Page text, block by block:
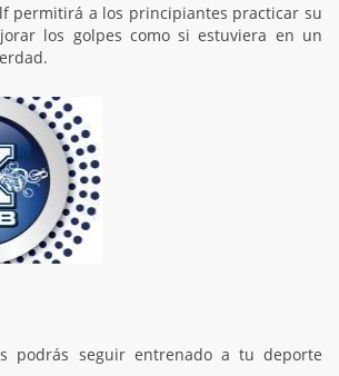
permitirá a los principiantes practicar su
los golpes como si estuviera en un
podrás seguir entrenado a tu deporte